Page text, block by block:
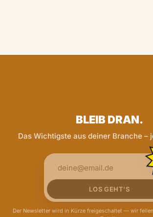
BLEIB DRAN.
Das Wichtigste aus deiner Branche –
LOS GEHT'S
Der Newsletter wird in Kürze freigeschaltet — wir